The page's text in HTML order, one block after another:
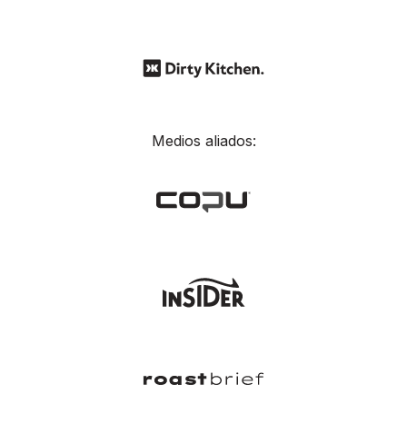
Medios aliados: